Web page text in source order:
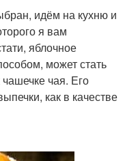
идём на кухню и
я вам
яблочное
может стать
чая. Его
как в качестве